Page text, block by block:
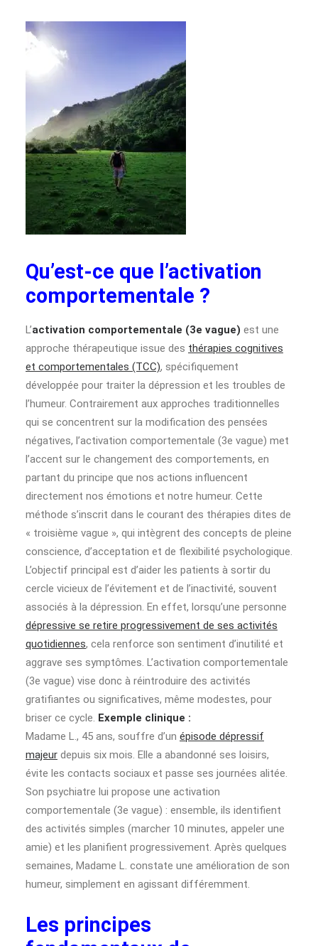
Qu’est-ce que l’activation
comportementale ?
L’activation comportementale (3e vague) est une
approche thérapeutique issue des thérapies cognitives
et comportementales (TCC), spécifiquement
développée pour traiter la dépression et les troubles de
l’humeur. Contrairement aux approches traditionnelles
qui se concentrent sur la modification des pensées
négatives, l’activation comportementale (3e vague) met
l’accent sur le changement des comportements, en
partant du principe que nos actions influencent
directement nos émotions et notre humeur. Cette
méthode s’inscrit dans le courant des thérapies dites de
« troisième vague », qui intègrent des concepts de pleine
conscience, d’acceptation et de flexibilité psychologique.
L’objectif principal est d’aider les patients à sortir du
cercle vicieux de l’évitement et de l’inactivité, souvent
associés à la dépression. En effet, lorsqu’une personne
dépressive se retire progressivement de ses activités
quotidiennes, cela renforce son sentiment d’inutilité et
aggrave ses symptômes. L’activation comportementale
(3e vague) vise donc à réintroduire des activités
gratifiantes ou significatives, même modestes, pour
briser ce cycle. Exemple clinique :
Madame L., 45 ans, souffre d’un épisode dépressif
majeur depuis six mois. Elle a abandonné ses loisirs,
évite les contacts sociaux et passe ses journées alitée.
Son psychiatre lui propose une activation
comportementale (3e vague) : ensemble, ils identifient
des activités simples (marcher 10 minutes, appeler une
amie) et les planifient progressivement. Après quelques
semaines, Madame L. constate une amélioration de son
humeur, simplement en agissant différemment.
Les principes